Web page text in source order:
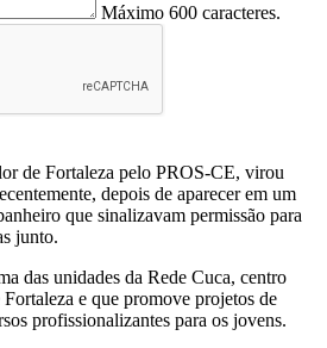
Máximo 600 caracteres.
de Fortaleza pelo PROS-CE, virou
depois de aparecer em um
que sinalizavam permissão para
junto.
das unidades da Rede Cuca, centro
e que promove projetos de
profissionalizantes para os jovens.